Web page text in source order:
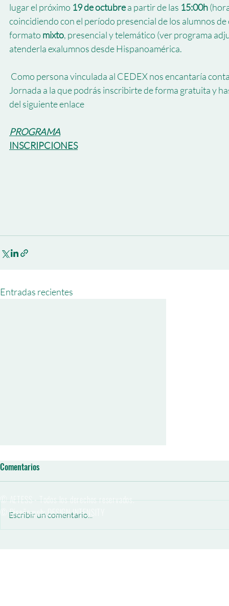
lugar el próximo 19 de octubre a partir de las 15:00h
coincidiendo con el período presencial de los alumnos
formato mixto, presencial y telemático (ver programa
atenderla exalumnos desde Hispanoamérica.
Jornada a la que podrás inscribirte de forma gratuita y
del siguiente enlace
PROGRAMA
INSCRIPCIONES
Entradas recientes
Comentarios
Escribir un comentario...
© AETESS - Todos los derechos reservados.
© Diseño web: DESIGN INTENSITY